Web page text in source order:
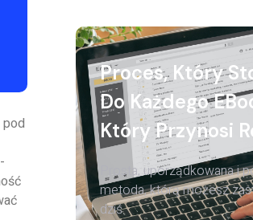
Proces, Który
Do Każdego
Który Przynosi
Prosta, uporządkowana i
metoda, którą możesz
dziś.